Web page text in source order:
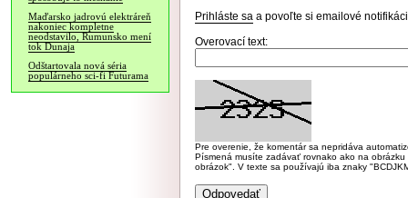
Maďarsko jadrovú elektráreň
nakoniec kompletne
neodstavilo, Rumunsko mení
tok Dunaja
Odštartovala nová séria
populárneho sci-fi Futurama
Prihláste sa a povoľte si emailové
Overovací text:
Pre overenie, že komentár sa nepridáva
Písmená musíte zadávať rovnako ako na
obrázok". V texte sa používajú iba znaky